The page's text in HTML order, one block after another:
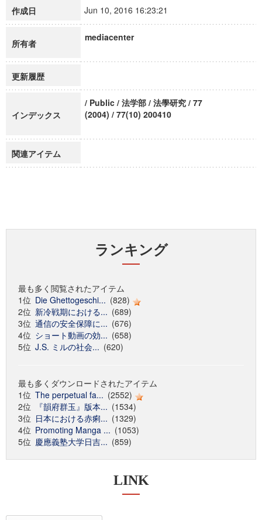
作成日 Jun 10, 2016 16:23:21
所有者
mediacenter
更新履歴
インデックス
/ Public / 法学部 / 法學研究 / 77
(2004) / 77(10) 200410
関連アイテム
ランキング
最も多く閲覧されたアイテム
1位 Die Ghettogeschi... (828)
2位 新冷戦期における... (689)
3位 通信の安全保障に... (676)
4位 ショート動画の効... (658)
5位 J.S. ミルの社会... (620)
最も多くダウンロードされたアイテム
1位 The perpetual fa... (2552)
2位
『韻府群玉』版本... (1534)
3位 日本における赤痢... (1329)
4位 Promoting Manga ... (1053)
5位 慶應義塾大学日吉... (859)
LINK